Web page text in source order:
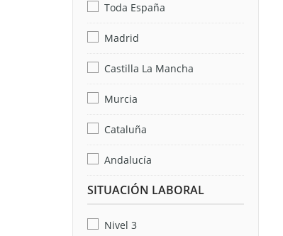
Toda España
Madrid
Castilla La Mancha
Murcia
Cataluña
Andalucía
SITUACIÓN LABORAL
Nivel 3